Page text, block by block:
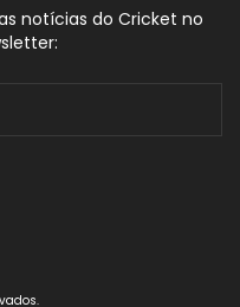
notícias do Cricket no